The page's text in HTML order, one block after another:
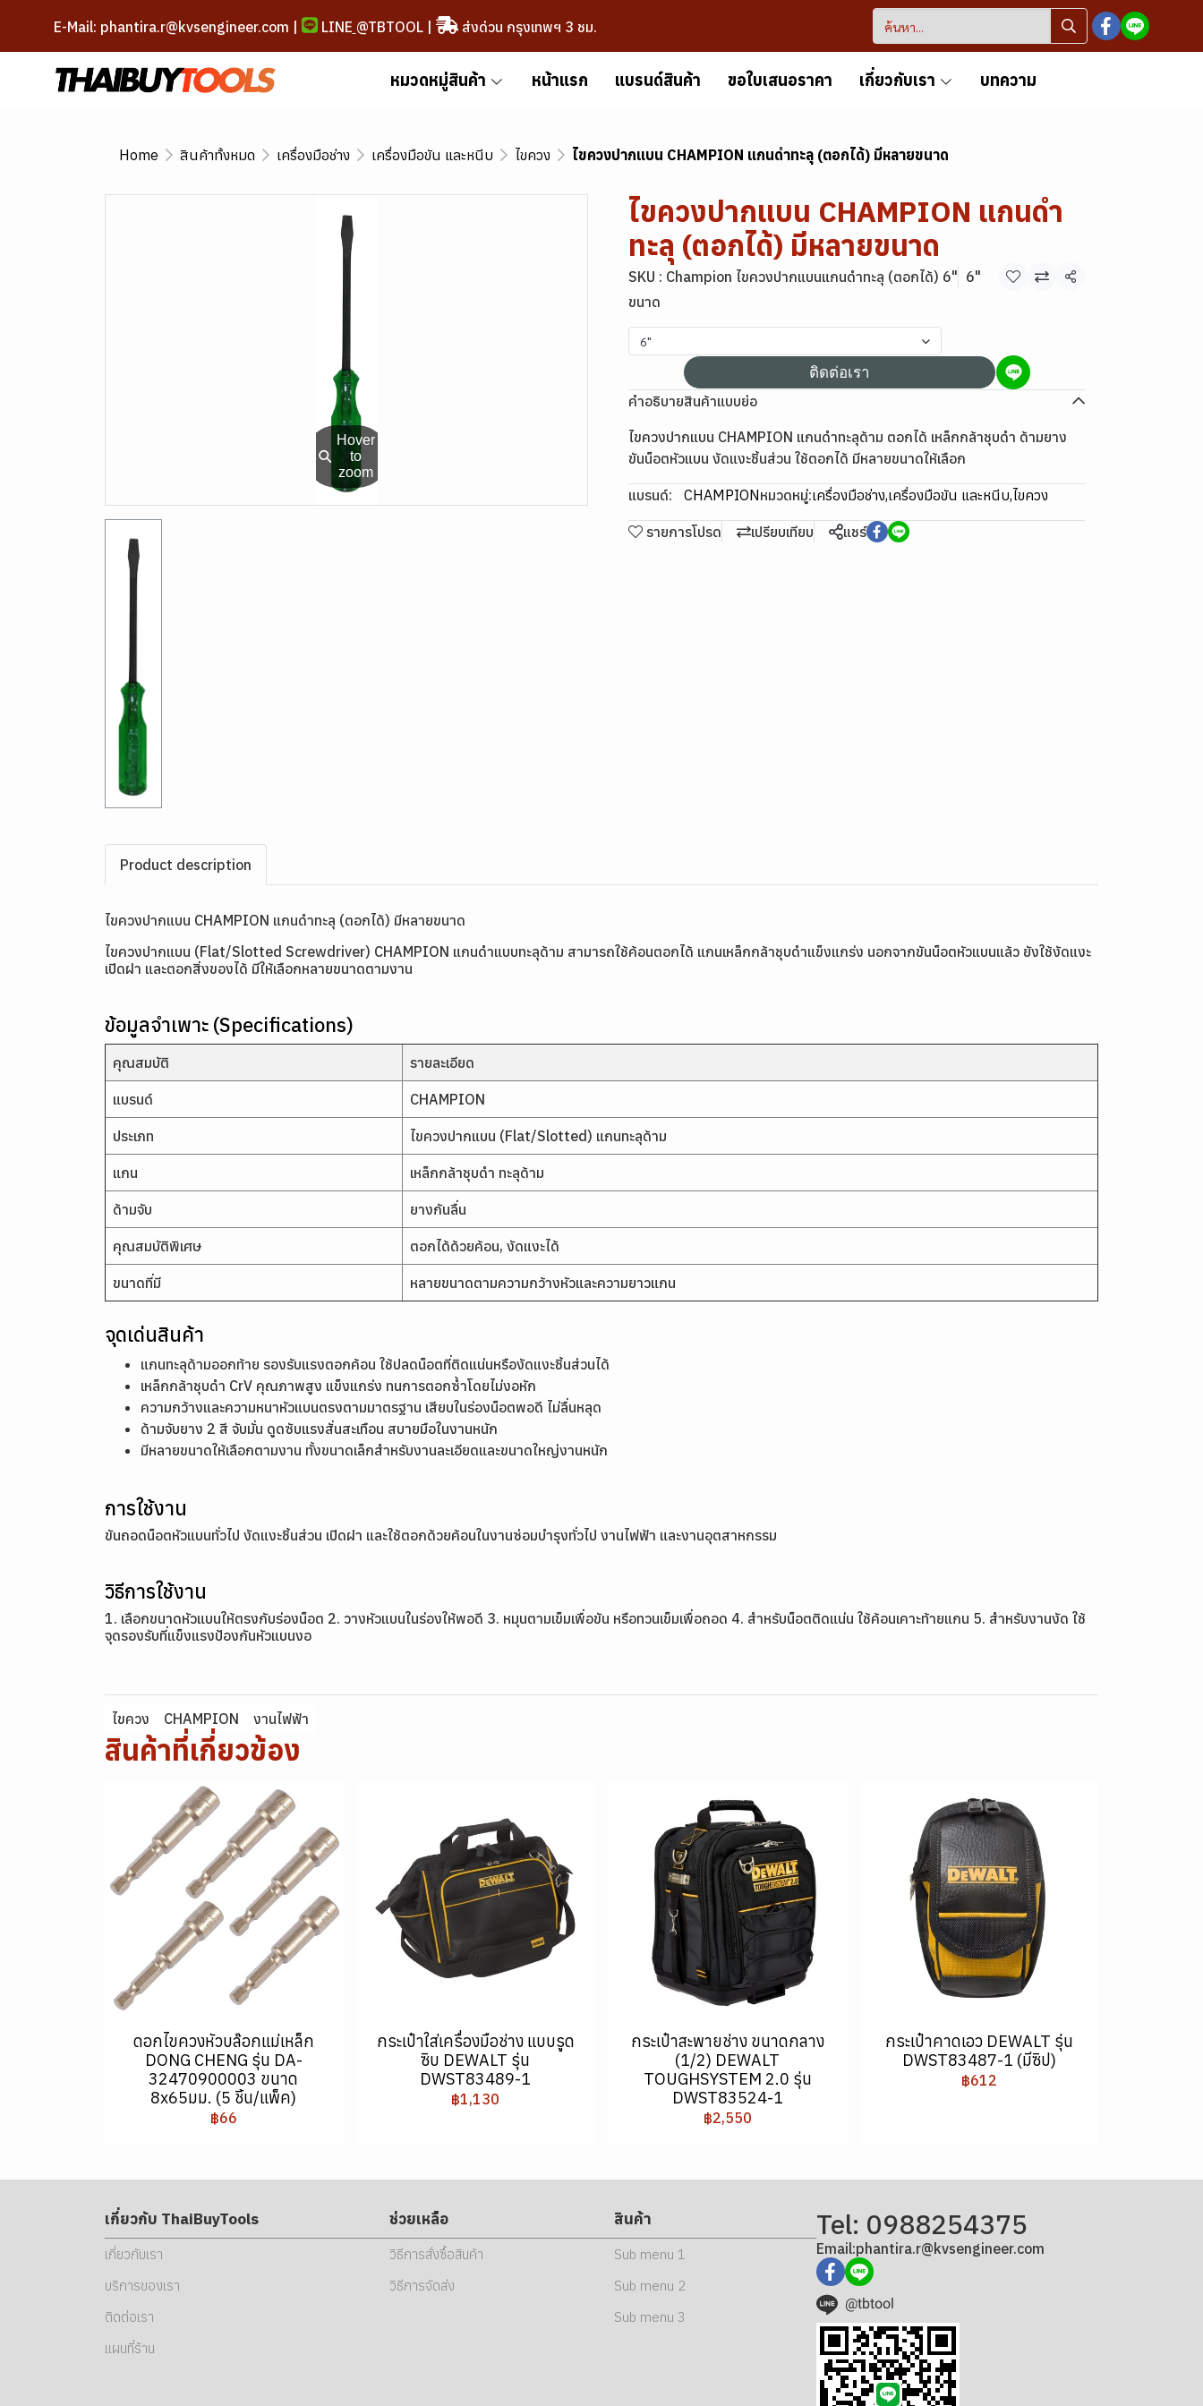
E-Mail: phantira.r@kvsengineer.com | LINE @TBTOOL| ส่งด่วน กรุงเทพฯ 3 ชม.
หมวดหมู่สินค้า หน้าแรก แบรนด์สินค้า ขอใบเสนอราคา เกี่ยวกับเรา บทความ
Home สินค้าทั้งหมด เครื่องมือช่าง เครื่องมือขัน และหนีบ ไขควง ไขควงปากแบน CHAMPION แกนดำทะลุ (ตอกได้) มีหลายขนาด
⚲
Hover
to
zoom
ไขควงปากแบน CHAMPION แกนดำ
ทะลุ (ตอกได้) มีหลายขนาด
SKU : Champion ไขควงปากแบนแกนดำทะลุ (ตอกได้) 6" 6"
แชร์
ขนาด
6"
ติดต่อเรา
คำอธิบายสินค้าแบบย่อ
ไขควงปากแบน CHAMPION แกนดำทะลุด้าม ตอกได้ เหล็กกล้าชุบดำ ด้ามยาง
ขันน็อตหัวแบน งัดแงะชิ้นส่วน ใช้ตอกได้ มีหลายขนาดให้เลือก
แบรนด์: CHAMPIONหมวดหมู่:เครื่องมือช่าง,เครื่องมือขัน และหนีบ,ไขควง
รายการโปรด เปรียบเทียบ แชร์
Product description
ไขควงปากแบน CHAMPION แกนดำทะลุ (ตอกได้) มีหลายขนาด
ไขควงปากแบน (Flat/Slotted Screwdriver) CHAMPION แกนดำแบบทะลุด้าม สามารถใช้ค้อนตอกได้ แกนเหล็กกล้าชุบดำแข็งแกร่ง นอกจากขันน็อตหัวแบนแล้ว ยังใช้งัดแงะ
เปิดฝา และตอกสิ่งของได้ มีให้เลือกหลายขนาดตามงาน
ข้อมูลจำเพาะ (Specifications)
คุณสมบัติ รายละเอียด
แบรนด์ CHAMPION
ประเภท ไขควงปากแบน (Flat/Slotted) แกนทะลุด้าม
แกน เหล็กกล้าชุบดำ ทะลุด้าม
ด้ามจับ ยางกันลื่น
คุณสมบัติพิเศษ ตอกได้ด้วยค้อน, งัดแงะได้
ขนาดที่มี หลายขนาดตามความกว้างหัวและความยาวแกน
จุดเด่นสินค้า
แกนทะลุด้ามออกท้าย รองรับแรงตอกค้อน ใช้ปลดน็อตที่ติดแน่นหรืองัดแงะชิ้นส่วนได้
เหล็กกล้าชุบดำ CrV คุณภาพสูง แข็งแกร่ง ทนการตอกซ้ำโดยไม่งอหัก
ความกว้างและความหนาหัวแบนตรงตามมาตรฐาน เสียบในร่องน็อตพอดี ไม่ลื่นหลุด
ด้ามจับยาง 2 สี จับมั่น ดูดซับแรงสั่นสะเทือน สบายมือในงานหนัก
มีหลายขนาดให้เลือกตามงาน ทั้งขนาดเล็กสำหรับงานละเอียดและขนาดใหญ่งานหนัก
การใช้งาน
ขันถอดน็อตหัวแบนทั่วไป งัดแงะชิ้นส่วน เปิดฝา และใช้ตอกด้วยค้อนในงานซ่อมบำรุงทั่วไป งานไฟฟ้า และงานอุตสาหกรรม
วิธีการใช้งาน
1. เลือกขนาดหัวแบนให้ตรงกับร่องน็อต 2. วางหัวแบนในร่องให้พอดี 3. หมุนตามเข็มเพื่อขัน หรือทวนเข็มเพื่อถอด 4. สำหรับน็อตติดแน่น ใช้ค้อนเคาะท้ายแกน 5. สำหรับงานงัด ใช้
จุดรองรับที่แข็งแรงป้องกันหัวแบนงอ
ไขควง CHAMPION งานไฟฟ้า
สินค้าที่เกี่ยวข้อง
ดอกไขควงหัวบล๊อกแม่เหล็ก
DONG CHENG รุ่น DA-
32470900003 ขนาด
8x65มม. (5 ชิ้น/แพ็ค)
฿66
กระเป๋าใส่เครื่องมือช่าง แบบรูด
ซิบ DEWALT รุ่น
DWST83489-1
฿1,130
กระเป๋าสะพายช่าง ขนาดกลาง
(1/2) DEWALT
TOUGHSYSTEM 2.0 รุ่น
DWST83524-1
฿2,550
กระเป๋าคาดเอว DEWALT รุ่น
DWST83487-1 (มีซิป)
฿612
เกี่ยวกับ ThaiBuyTools
เกี่ยวกับเรา
บริการของเรา
ติดต่อเรา
แผนที่ร้าน
ช่วยเหลือ
วิธีการสั่งซื้อสินค้า
วิธีการจัดส่ง
สินค้า
Sub menu 1
Sub menu 2
Sub menu 3
Tel: 0988254375
Email:phantira.r@kvsengineer.com
@tbtool